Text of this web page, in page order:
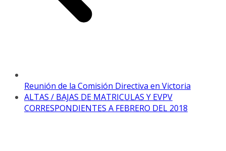
Reunión de la Comisión Directiva en Victoria
ALTAS / BAJAS DE MATRICULAS Y EVPV
CORRESPONDIENTES A FEBRERO DEL 2018